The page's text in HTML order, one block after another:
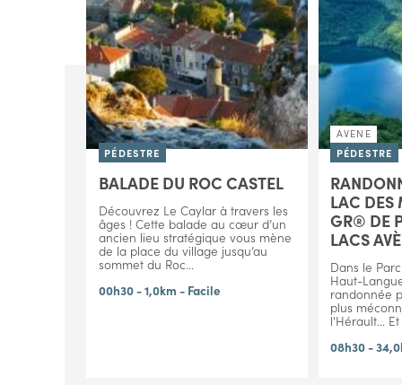
PÉDESTRE
BALADE DU ROC CASTEL
Découvrez Le Caylar à travers les
âges ! Cette balade au cœur d’un
ancien lieu stratégique vous mène
de la place du village jusqu’au
sommet du Roc...
00h30 - 1,0km - Facile
AVENE
PÉDESTRE
LAC DES
GR® DE
LACS
Dans le
Haut-
randonnée
plus
l'Hérault...
08h30 -